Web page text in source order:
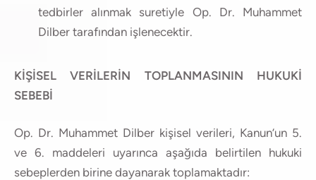
tedbirler alınmak suretiyle Op. Dr. Muhammet
Dilber tarafından işlenecektir.
KİŞİSEL VERİLERİN TOPLANMASININ HUKUKİ
SEBEBİ
Op. Dr. Muhammet Dilber kişisel verileri, Kanun’un 5.
ve 6. maddeleri uyarınca aşağıda belirtilen hukuki
sebeplerden birine dayanarak toplamaktadır: